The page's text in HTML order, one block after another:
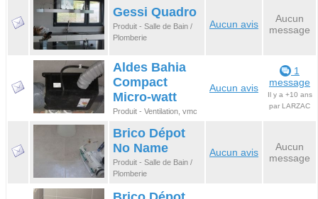
Gessi Quadro
Produit - Salle de Bain /
Plomberie
Aucun avis
Aucun
message
Aldes Bahia
Compact
Micro-watt
Produit - Ventilation, vmc
Aucun avis
1
message
Il y a +10 ans
par LARZAC
Brico Dépot
No Name
Produit - Salle de Bain /
Plomberie
Aucun avis
Aucun
message